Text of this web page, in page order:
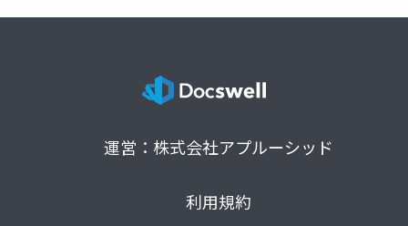
運営：株式会社アプルーシッド
利用規約